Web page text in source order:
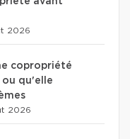
2026
copropriété
qu'elle
2026